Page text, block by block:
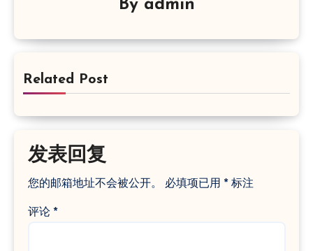
By admin
Related Post
发表回复
您的邮箱地址不会被公开。 必填项已用 *标注
评论 *